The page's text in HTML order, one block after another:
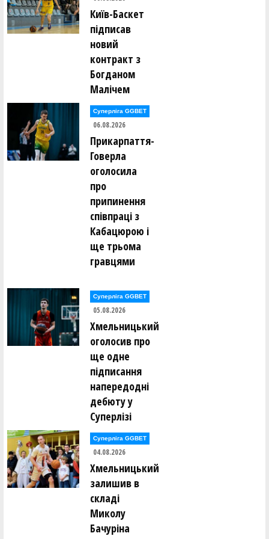
Юлія Гутевич (КСЛІ-2 (Київ))
Валерія Десятник (СДЮCШОР-2 (Полтава))
Лідія Дмитрашко (СДЮСШОР-5-ДВУФК
(Дніпропетровськ))
Анастасія Дубова (СДЮСШОР-5-ДВУФК
(Дніпропетровськ))
Даріна Дяжук (ТІРАС (Білгород-Дністровський))
Надія Єршова (ТІРАС (Білгород-Дністровський))
Дар'я Жир (КСЛІ-1(Київ))
Катерина Забарна (КСЛІ-1(Київ))
Дарина Завертайло (КСЛІ-1(Київ))
Крістіна Заворотня (КСЛІ-2 (Київ))
Ангеліна Захожай (СДЮCШОР-2 (Полтава))
Дарина Землякова (СДЮCШОР-2 (Полтава))
Олександра Золотоверх (СДЮCШОР-2 (Полтава))
Аліна Зоря (ЧЕМПІОН (Гола Пристань))
Вікторія Зоря (ЧЕМПІОН (Гола Пристань))
Дарія Зуйкова (ЧЕМПІОН (Гола Пристань))
Ольга Кабала (ЧЕМПІОН (Гола Пристань))
Київ-Баскет
підписав
новий
контракт з
Богданом
Малічем
Суперліга GGBET
06.08.2026
Прикарпаття-
Говерла
оголосила
про
припинення
співпраці з
Кабацюрою і
ще трьома
гравцями
Суперліга GGBET
05.08.2026
Хмельницький
оголосив про
ще одне
підписання
напередодні
дебюту у
Суперлізі
Суперліга GGBET
04.08.2026
Хмельницький
залишив в
складі
Миколу
Бачуріна